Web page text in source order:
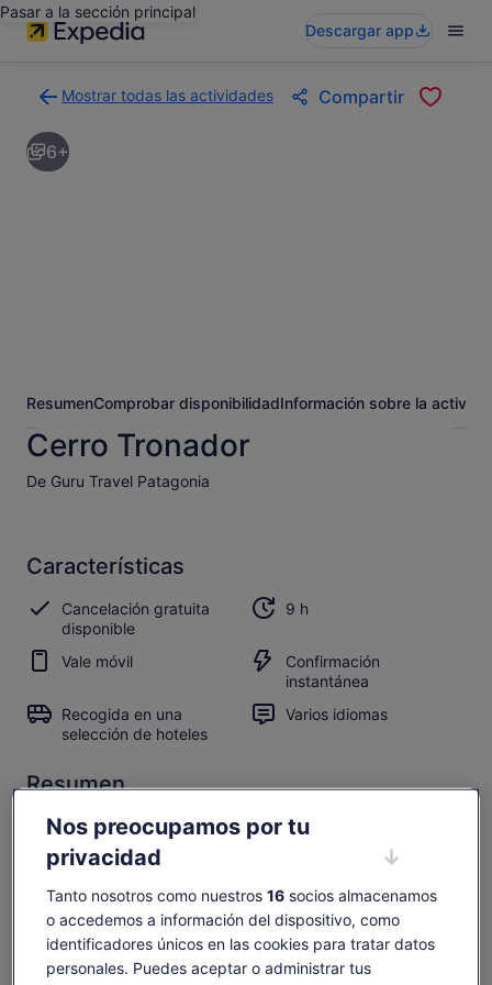
Pasar a la sección principal
Descargar app
Mostrar todas las actividades
a
la
página
Compartir
6+
ResumenComprobar disponibilidadInformación sobre la
Cerro Tronador
De Guru Travel Patagonia
Características
Cancelación gratuita
disponible
9 h
Vale móvil
Confirmación
instantánea
Recogida en una
selección de hoteles
Varios idiomas
Resumen
La visita al Cerro Tronador ofrece amplia diversidad de
paisajes, en medio de la naturaleza la experiencia es única.
Comprobar disponibilidad
Nos preocupamos por tu
privacidad
Tanto nosotros como nuestros 16socios almacenamos
o accedemos a información del dispositivo, como
identificadores únicos en las cookies para tratar datos
personales. Puedes aceptar o administrar tus